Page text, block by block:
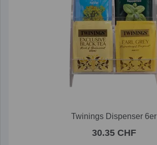
Twinings Dispenser 6er
30.35 CHF